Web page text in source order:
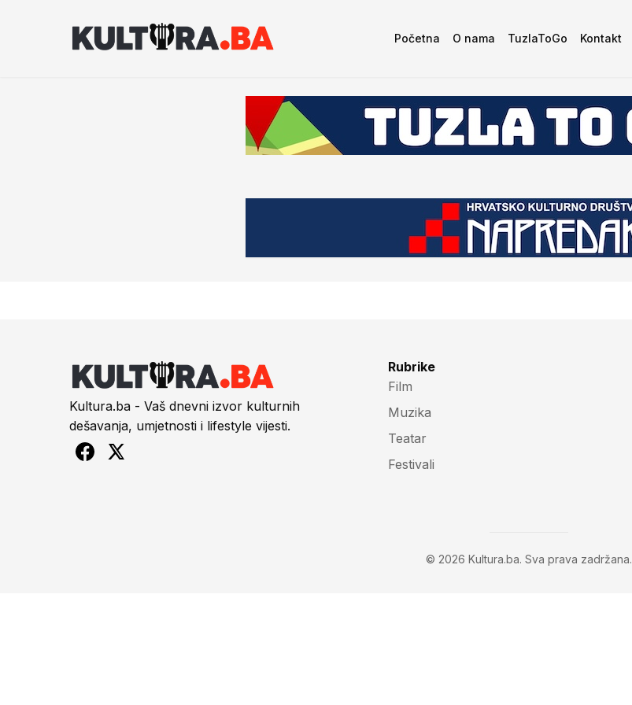
Početna O nama TuzlaToGo Kontakt
Kultura.ba - Vaš dnevni izvor kulturnih
dešavanja, umjetnosti i lifestyle vijesti.
Rubrike
Film
Muzika
Teatar
Festivali
© 2026 Kultura.ba. Sva prava zadržana.